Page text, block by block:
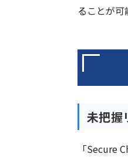
ることが可
未把握
「Secure